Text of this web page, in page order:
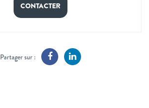
CONTACTER
Partager sur :